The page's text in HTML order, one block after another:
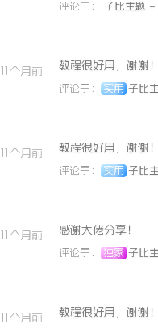
评论于：子比主题 –
11个月前 教程很好用，谢谢！
评论于： 实用 子比
11个月前 教程很好用，谢谢！
评论于： 实用 子比
11个月前 感谢大佬分享！
评论于： 独家 子比
11个月前 教程很好用，谢谢！